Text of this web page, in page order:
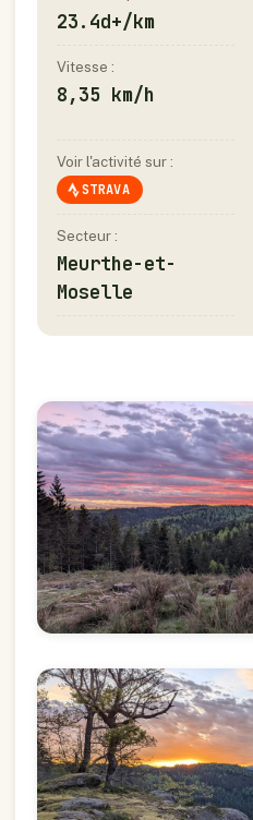
23.4d+/km
Vitesse :
8,35 km/h
Voir l'activité sur :
STRAVA
Secteur :
Meurthe-et-
Moselle